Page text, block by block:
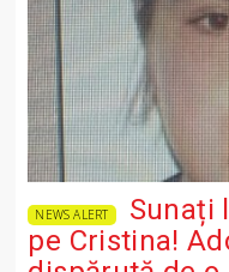
NEWS ALERT
Sunați
pe Cristina!